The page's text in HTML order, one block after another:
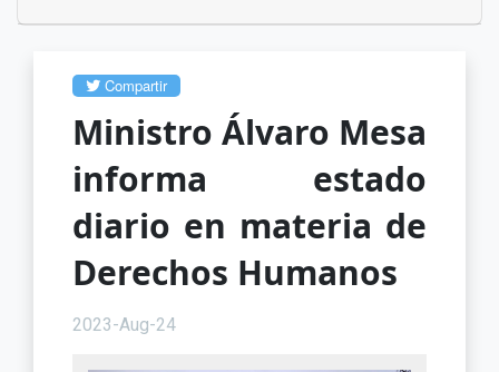
Compartir
Ministro Álvaro Mesa
informa estado
diario en materia de
Derechos Humanos
2023-Aug-24